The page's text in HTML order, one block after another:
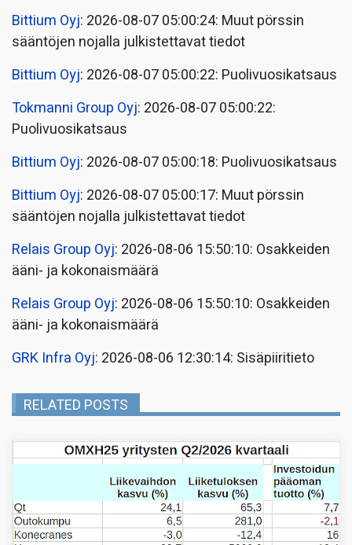
Bittium Oyj: 2026-08-07 05:00:24: Muut pörssin
sääntöjen nojalla julkistettavat tiedot
Bittium Oyj: 2026-08-07 05:00:22: Puolivuosikatsaus
Tokmanni Group Oyj: 2026-08-07 05:00:22:
Puolivuosikatsaus
Bittium Oyj: 2026-08-07 05:00:18: Puolivuosikatsaus
Bittium Oyj: 2026-08-07 05:00:17: Muut pörssin
sääntöjen nojalla julkistettavat tiedot
Relais Group Oyj: 2026-08-06 15:50:10: Osakkeiden
ääni- ja kokonaismäärä
Relais Group Oyj: 2026-08-06 15:50:10: Osakkeiden
ääni- ja kokonaismäärä
GRK Infra Oyj: 2026-08-06 12:30:14: Sisäpiiritieto
RELATED POSTS